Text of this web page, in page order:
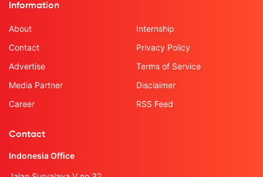
Information
About
Contact
Advertise
Media Partner
Career
Internship
Privacy Policy
Terms of Service
Disclaimer
RSS Feed
Contact
Indonesia Office